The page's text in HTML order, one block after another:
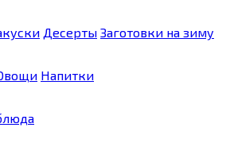
Десерты Заготовки на зиму
Напитки